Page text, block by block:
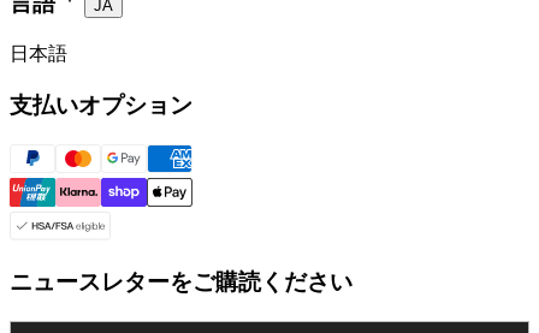
JA
日本語
支払いオプション
ニュースレターをご購読ください